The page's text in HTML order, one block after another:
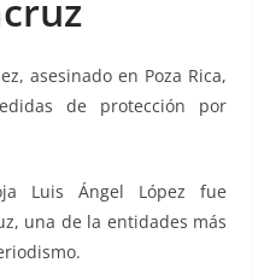
er
asesinado en Poza Rica,
de protección por
Luis Ángel López fue
una de la entidades más